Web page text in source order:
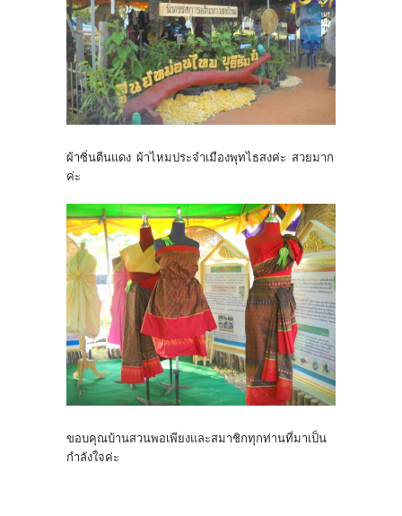
ผ้าซิ่นตีนแดง ผ้าไหมประจำเมืองพุทไธสงค่ะ สวยมาก
ค่ะ
ขอบคุณบ้านสวนพอเพียงและสมาชิกทุกท่านที่มาเป็น
กำลังใจค่ะ